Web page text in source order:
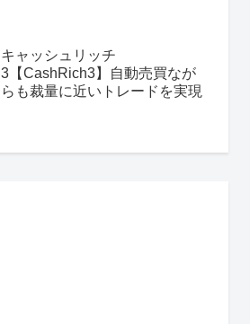
キャッシュリッチ
3【CashRich3】自動売買なが
らも裁量に近いトレードを実現